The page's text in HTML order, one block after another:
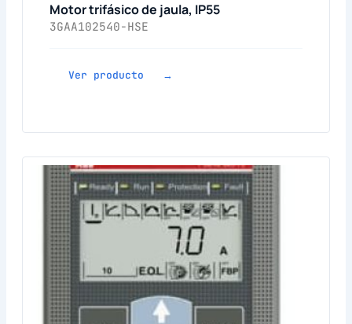
Motor trifásico de jaula, IP55
3GAA102540-HSE
Ver producto →